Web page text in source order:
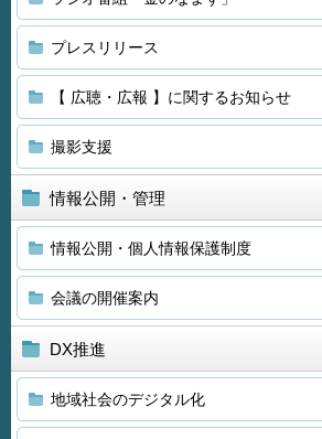
プレスリリース
【 広聴・広報 】に関するお知らせ
撮影支援
情報公開・管理
情報公開・個人情報保護制度
会議の開催案内
DX推進
地域社会のデジタル化